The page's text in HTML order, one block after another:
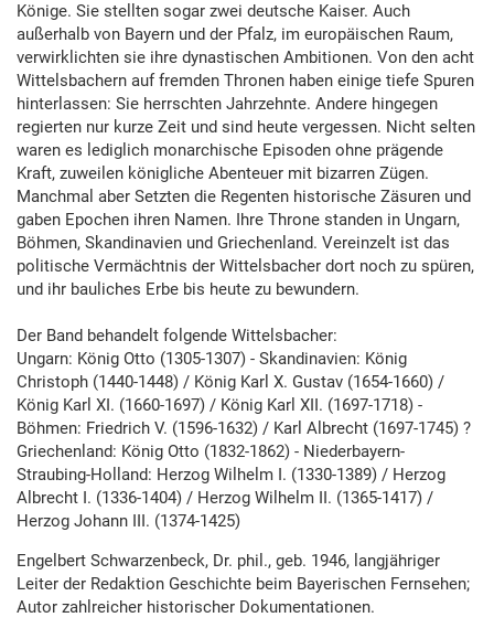
Könige. Sie stellten sogar zwei deutsche Kaiser. Auch
außerhalb von Bayern und der Pfalz, im europäischen Raum,
verwirklichten sie ihre dynastischen Ambitionen. Von den acht
Wittelsbachern auf fremden Thronen haben einige tiefe Spuren
hinterlassen: Sie herrschten Jahrzehnte. Andere hingegen
regierten nur kurze Zeit und sind heute vergessen. Nicht selten
waren es lediglich monarchische Episoden ohne prägende
Kraft, zuweilen königliche Abenteuer mit bizarren Zügen.
Manchmal aber Setzten die Regenten historische Zäsuren und
gaben Epochen ihren Namen. Ihre Throne standen in Ungarn,
Böhmen, Skandinavien und Griechenland. Vereinzelt ist das
politische Vermächtnis der Wittelsbacher dort noch zu spüren,
und ihr bauliches Erbe bis heute zu bewundern.
Der Band behandelt folgende Wittelsbacher:
Ungarn: König Otto (1305-1307) - Skandinavien: König
Christoph (1440-1448) / König Karl X. Gustav (1654-1660) /
König Karl XI. (1660-1697) / König Karl XII. (1697-1718) -
Böhmen: Friedrich V. (1596-1632) / Karl Albrecht (1697-1745) ?
Griechenland: König Otto (1832-1862) - Niederbayern-
Straubing-Holland: Herzog Wilhelm I. (1330-1389) / Herzog
Albrecht I. (1336-1404) / Herzog Wilhelm II. (1365-1417) /
Herzog Johann III. (1374-1425)
Engelbert Schwarzenbeck, Dr. phil., geb. 1946, langjähriger
Leiter der Redaktion Geschichte beim Bayerischen Fernsehen;
Autor zahlreicher historischer Dokumentationen.